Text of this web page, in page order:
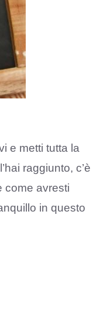
e metti tutta la
raggiunto, c’è
come avresti
in questo